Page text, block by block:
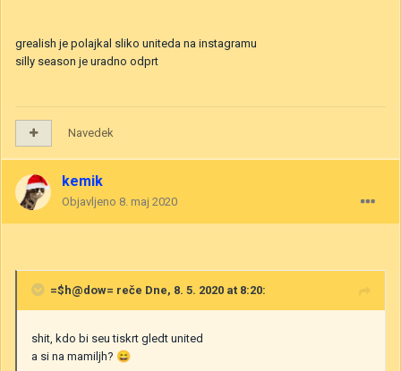
grealish je polajkal sliko uniteda na instagramu
silly season je uradno odprt
Navedek
kemik
Objavljeno 8. maj 2020
=$h@dow= reče Dne, 8. 5. 2020 at 8:20:
shit, kdo bi seu tiskrt gledt united
a si na mamiljh? 😄